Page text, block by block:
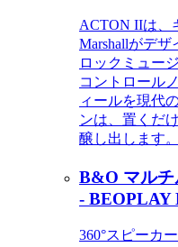
ACTON IIは、
Marshallがデザ
ロックミュー
コントロール
ィールを現代
ンは、置くだ
醸し出します。
B&O マルチ
- BEOPLAY
360°スピーカ